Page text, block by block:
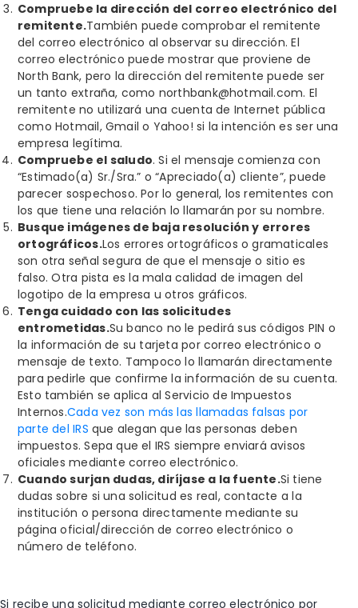
Compruebe la dirección del correo electrónico del
remitente.También puede comprobar el remitente
del correo electrónico al observar su dirección. El
correo electrónico puede mostrar que proviene de
North Bank, pero la dirección del remitente puede ser
un tanto extraña, como northbank@hotmail.com. El
remitente no utilizará una cuenta de Internet pública
como Hotmail, Gmail o Yahoo! si la intención es ser una
empresa legítima.
Compruebe el saludo. Si el mensaje comienza con
“Estimado(a) Sr./Sra.” o “Apreciado(a) cliente”, puede
parecer sospechoso. Por lo general, los remitentes con
los que tiene una relación lo llamarán por su nombre.
Busque imágenes de baja resolución y errores
ortográficos.Los errores ortográficos o gramaticales
son otra señal segura de que el mensaje o sitio es
falso. Otra pista es la mala calidad de imagen del
logotipo de la empresa u otros gráficos.
Tenga cuidado con las solicitudes
entrometidas.Su banco no le pedirá sus códigos PIN o
la información de su tarjeta por correo electrónico o
mensaje de texto. Tampoco lo llamarán directamente
para pedirle que confirme la información de su cuenta.
Esto también se aplica al Servicio de Impuestos
Internos.Cada vez son más las llamadas falsas por
parte del IRS que alegan que las personas deben
impuestos. Sepa que el IRS siempre enviará avisos
oficiales mediante correo electrónico.
Cuando surjan dudas, diríjase a la fuente.Si tiene
dudas sobre si una solicitud es real, contacte a la
institución o persona directamente mediante su
página oficial/dirección de correo electrónico o
número de teléfono.
Si recibe una solicitud mediante correo electrónico por